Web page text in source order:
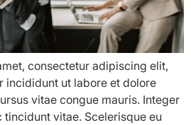
consectetur adipiscing elit,
incididunt ut labore et dolore
vitae congue mauris. Integer
vitae. Scelerisque eu